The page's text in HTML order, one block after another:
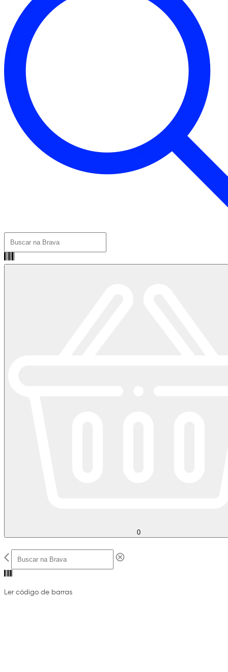
0
Ler código de barras